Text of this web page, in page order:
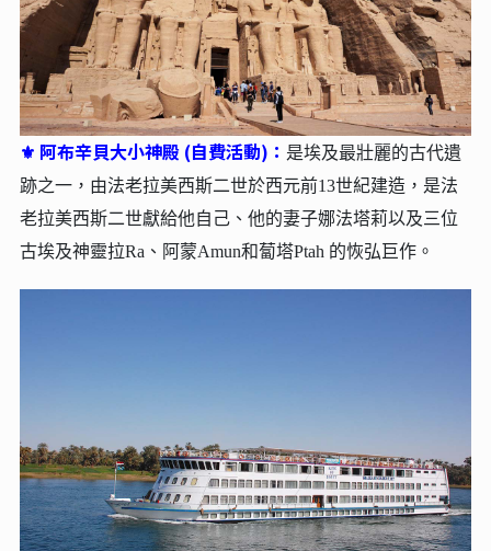
⚜ 阿布辛貝大小神殿 (自費活動)： 是埃及最壯麗的古代遺
跡之一，由法老拉美西斯二世於西元前13世紀建造，是法
老拉美西斯二世獻給他自己、他的妻子娜法塔莉以及三位
古埃及神靈拉Ra、阿蒙Amun和蔔塔Ptah 的恢弘巨作。